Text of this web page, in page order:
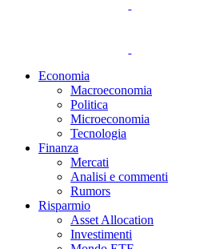
Economia
Macroeconomia
Politica
Microeconomia
Tecnologia
Finanza
Mercati
Analisi e commenti
Rumors
Risparmio
Asset Allocation
Investimenti